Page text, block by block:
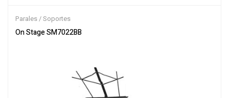
Parales / Soportes
On Stage SM7022BB